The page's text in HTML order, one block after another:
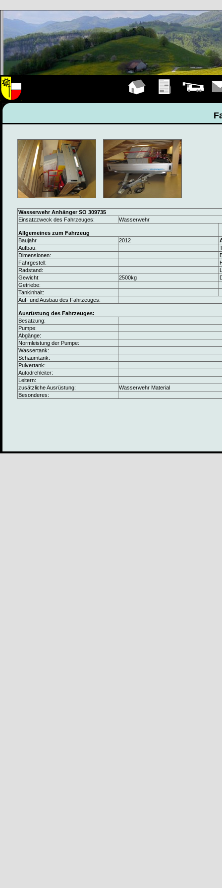
Wasserwehr Anhänger SO 309735
Einsatzzweck des Fahrzeuges:
Wasserwehr
Allgemeines zum Fahrzeug
Baujahr
2012
Aufbau:
Dimensionen:
Fahrgestell:
Radstand:
Gewicht:
2500kg
Getriebe:
Tankinhalt:
Auf- und Ausbau des Fahrzeuges:
Ausrüstung des Fahrzeuges:
Besatzung:
Pumpe:
Abgänge:
Normleistung der Pumpe:
Wassertank:
Schaumtank:
Pulvertank:
Autodrehleiter:
Leitern:
zusätzliche Ausrüstung:
Wasserwehr Material
Besonderes: